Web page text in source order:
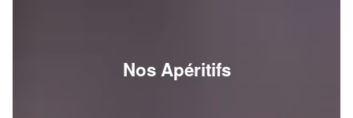
Nos Apéritifs